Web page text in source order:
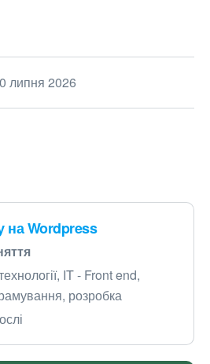
липня 2026
на Wordpress
IT - Front end,
розробка